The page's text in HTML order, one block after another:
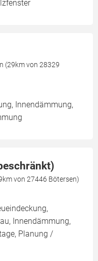
(29km von 28329
Innendämmung,
von 27446 Bötersen)
Innendämmung,
Planung /